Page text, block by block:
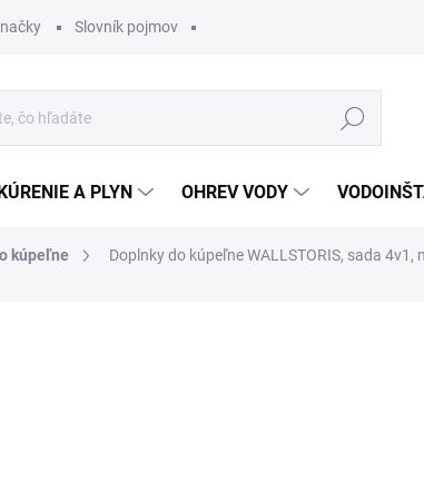
Slovník pojmov
Hľadať
A PLYN OHREV VODY
kúpeľne Doplnky do kúpeľne WALLSTORIS, sada 4v1,